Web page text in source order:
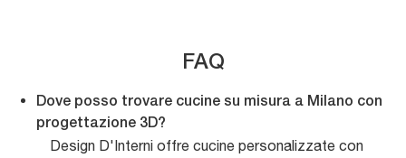
FAQ
Dove posso trovare cucine su misura a Milano con
progettazione 3D?
Design D'Interni offre cucine personalizzate con